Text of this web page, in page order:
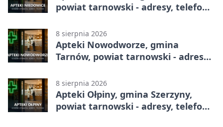
powiat tarnowski - adresy, telefony,
8 sierpnia 2026
Apteki Nowodworze, gmina
Tarnów, powiat tarnowski - adresy,
8 sierpnia 2026
Apteki Ołpiny, gmina Szerzyny,
powiat tarnowski - adresy, telefony,